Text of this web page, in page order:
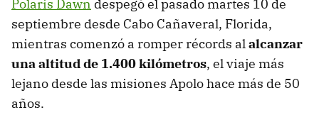
Polaris Dawn despegó el pasado martes 10 de
septiembre desde Cabo Cañaveral, Florida,
mientras comenzó a romper récords alalcanzar
una altitud de 1.400 kilómetros, el viaje más
lejano desde las misiones Apolo hace más de 50
años.